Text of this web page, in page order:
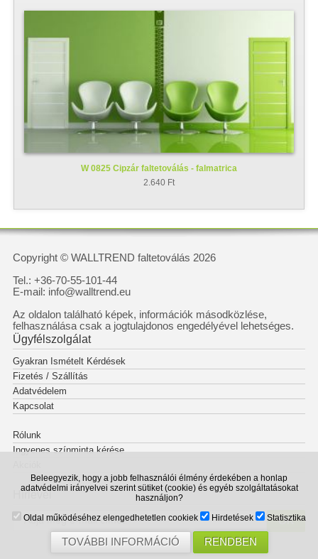
Beleegyezik, hogy a jobb felhasználói élmény érdekében a honlap
adatvédelmi irányelvei szerint sütiket (cookie) és egyéb szolgáltatásokat
használjon?
Oldal működéséhez elengedhetetlen cookiek
Hirdetések Statisztika
TOVÁBBI INFORMÁCIÓ RENDBEN
W 0825 Cipzár faltetoválás - falmatrica
2.640 Ft
Copyright © WALLTREND faltetoválás 2026
Tel.: +36-70-55-101-44
E-mail: info@walltrend.eu
Az oldalon található képek, információk másodközlése,
felhasználása csak a jogtulajdonos engedélyével lehetséges.
Ügyfélszolgálat
Gyakran Ismételt Kérdések
Fizetés / Szállítás
Adatvédelem
Kapcsolat
Rólunk
Ingyenes színminta kérése
Hírlevél
OK